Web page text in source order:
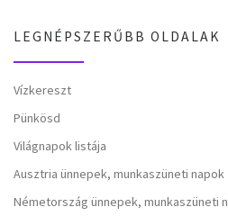
LEGNÉPSZERŰBB OLDALAK
Vízkereszt
Pünkösd
Világnapok listája
Ausztria ünnepek, munkaszüneti napok
Németország ünnepek, munkaszüneti